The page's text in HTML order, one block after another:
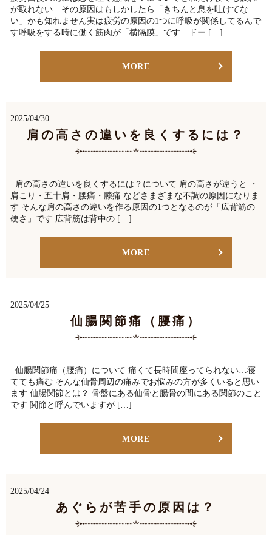
が取れない…その原因はもしかしたら「きちんと息を吐けてな
い」かも知れません実は疲労の原因の1つに呼吸が関係してるんで
す呼吸をする時に働く筋肉が「横隔膜」です…ドー […]
MORE
2025/04/30
肩の高さの違いを良くするには？
肩の高さの違いを良くするには？について 肩の高さが違うと ・
肩こり・五十肩・腰痛・膝痛 などさまざまな不調の原因になりま
す そんな肩の高さの違いを作る原因の1つとなるのが「広背筋の
硬さ」です 広背筋は背中の […]
MORE
2025/04/25
仙腸関節痛（腰痛）
仙腸関節痛（腰痛）について 痛くて長時間座ってられない…寝
てても痛む そんな仙骨周辺の痛みでお悩みの方が多くいると思い
ます 仙腸関節とは？ 骨盤にある仙骨と腸骨の間にある関節のこと
です 関節と呼んでいますが […]
MORE
2025/04/24
あぐらが苦手の原因は？